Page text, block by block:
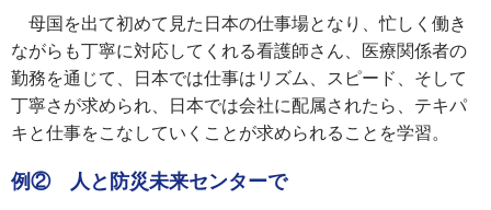
母国を出て初めて見た日本の仕事場となり、忙しく働き
ながらも丁寧に対応してくれる看護師さん、医療関係者の
勤務を通じて、日本では仕事はリズム、スピード、そして
丁寧さが求められ、日本では会社に配属されたら、テキパ
キと仕事をこなしていくことが求められることを学習。
例② 人と防災未来センターで